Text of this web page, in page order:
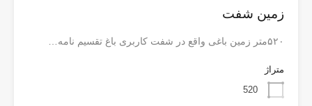
زمین شفت
۵۲۰متر زمین باغی واقع در شفت کاربری باغ تقسیم نامه…
متراژ
520